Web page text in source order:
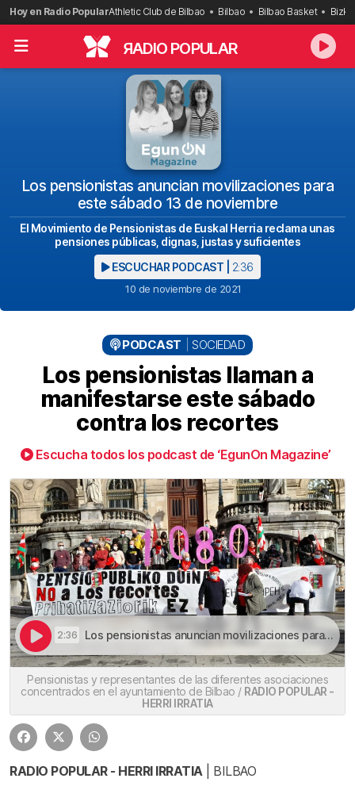
Saltar
al
contenido
Hoy en Radio PopularAthletic Club de Bilbao Bilbao Bilbao Basket
RADIO POPULAR
Los pensionistas anuncian movilizaciones para
este sábado 13 de noviembre
El Movimiento de Pensionistas de Euskal Herria reclama unas
pensiones públicas, dignas, justas y suficientes
ESCUCHAR PODCAST | 2:36
10 de noviembre de 2021
PODCAST SOCIEDAD
Los pensionistas llaman a
manifestarse este sábado
contra los recortes
Escucha todos los podcast de ‘EgunOn Magazine’
2:36 Los pensionistas anuncian movilizaciones para este sábado 13 de noviembre | Los pensionistas llaman a manifestarse este sábado contra los recortes
Pensionistas y representantes de las diferentes asociaciones
concentrados en el ayuntamiento de Bilbao / RADIO POPULAR -
HERRI IRRATIA
RADIO POPULAR - HERRI IRRATIA| BILBAO